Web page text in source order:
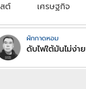
ต์ เศรษฐกิจ
ผักกาดหอม
ดับไฟใต้มันไม่ง่าย